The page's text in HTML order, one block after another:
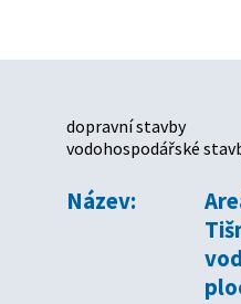
dopravní stavby
vodohospodářské
Název: